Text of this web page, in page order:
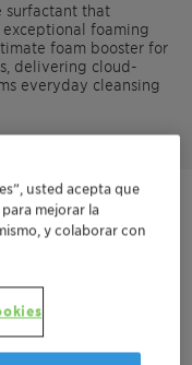
surfactant that
foaming
foam booster for
delivering cloud-
everyday cleansing
usted acepta que
mejorar la
y colaborar con